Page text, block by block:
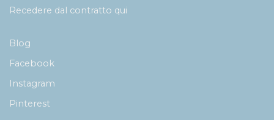
Recedere dal contratto qui
Blog
Facebook
Instagram
Pinterest